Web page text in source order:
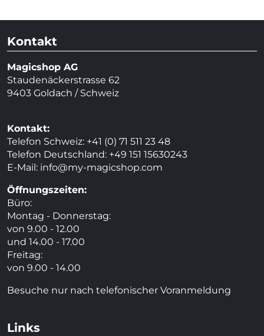
Kontakt
Magicshop AG
Staudenäckerstrasse 62
9403 Goldach / Schweiz
Kontakt:
Telefon Schweiz: +41 (0) 71 511 23 48
Telefon Deutschland: +49 151 15630243
E-Mail: info@my-magicshop.com
Öffnungszeiten:
Büro:
Montag - Donnerstag:
von 9.00 - 12.00
und 14.00 - 17.00
Freitag:
von 9.00 - 14.00
Besuche nur nach telefonischer Voranmeldung
Links